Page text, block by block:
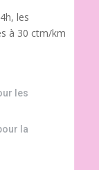
les
à 30 ctm/km
les
la